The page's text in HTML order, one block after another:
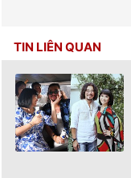
TIN LIÊN QUAN